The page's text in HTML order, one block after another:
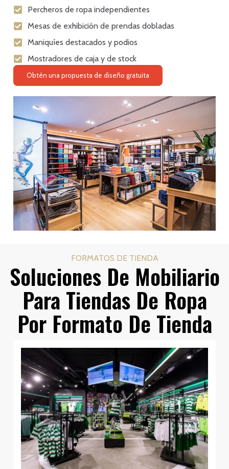
Percheros de ropa independientes
Mesas de exhibición de prendas dobladas
Maniquíes destacados y podios
Mostradores de caja y de stock
Obtén una propuesta de diseño gratuita
FORMATOS DE TIENDA
Soluciones De Mobiliario
Para Tiendas De Ropa
Por Formato De Tienda